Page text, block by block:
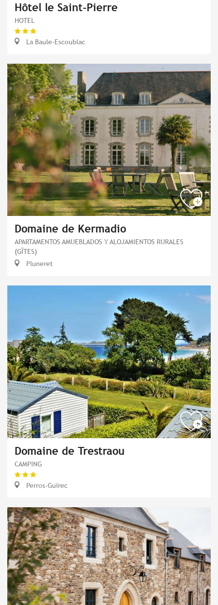
Hôtel le Saint-Pierre
HOTEL
La Baule-Escoublac
Domaine de Kermadio
APARTAMENTOS AMUEBLADOS Y ALOJAMIENTOS RURALES
(GÎTES)
Pluneret
Domaine de Trestraou
CAMPING
Perros-Guirec